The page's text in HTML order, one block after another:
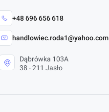
+48 696 656 618
handlowiec.roda1@yahoo.com
Dąbrówka 103A
38 - 211 Jasło